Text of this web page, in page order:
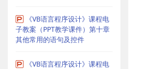
《VB语言程序设计》课程电
子教案（PPT教学课件）第十章
其他常用的语句及控件
《VB语言程序设计》课程电